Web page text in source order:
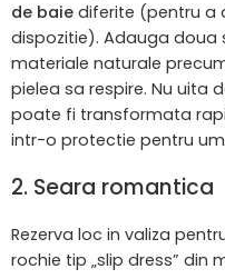
de baie diferite (pentru a
dispozitie). Adauga doua
materiale naturale
pielea sa respire. Nu uita
poate fi transformata
intr-o protectie pentru
2. Seara romantica
Rezerva loc in valiza
rochie tip „slip dress” din